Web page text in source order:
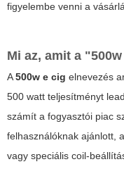
figyelembe venni a
Mi az, amit a
A500w e cig elnevezés
500 watt teljesítményt
számít a fogyasztói piac
felhasználóknak ajánlott,
vagy speciális coil-